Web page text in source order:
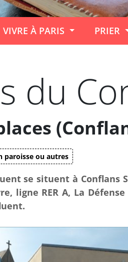
VIVRE À PARIS PRIER
du
paroisse ou autres
se situent à Conflans
ligne RER A, La